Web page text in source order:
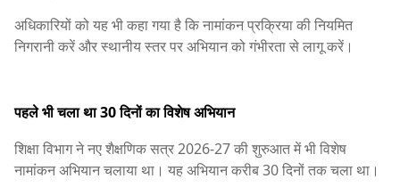
अधिकारियों को यह भी कहा गया है कि नामांकन प्रक्रिया की नियमित
निगरानी करें और स्थानीय स्तर पर अभियान को गंभीरता से लागू करें।
पहले भी चला था 30 दिनों का विशेष अभियान
शिक्षा विभाग ने नए शैक्षणिक सत्र 2026-27 की शुरुआत में भी विशेष
नामांकन अभियान चलाया था। यह अभियान करीब 30 दिनों तक चला था।